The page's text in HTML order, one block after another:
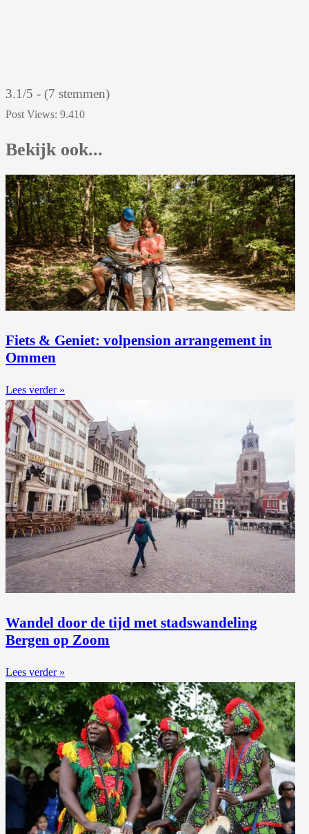
3.1/5 - (7 stemmen)
Post Views: 9.410
Bekijk ook...
Fiets & Geniet: volpension arrangement in
Ommen
Lees verder »
Wandel door de tijd met stadswandeling
Bergen op Zoom
Lees verder »